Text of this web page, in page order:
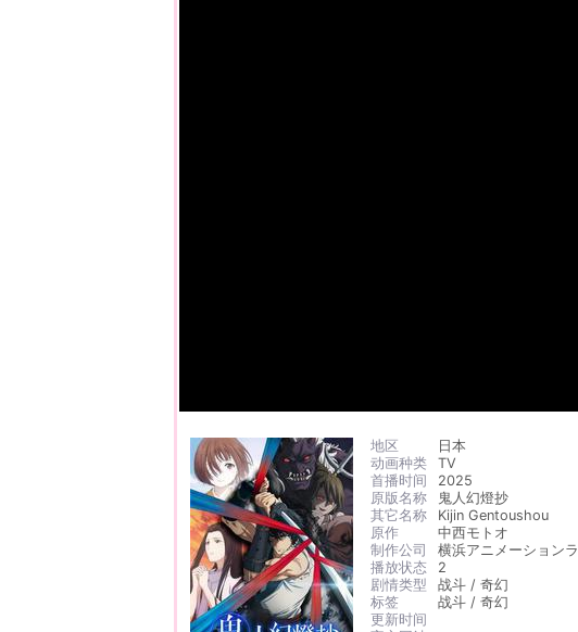
地区
日本
动画种类
TV
首播时间
2025
原版名称
鬼人幻燈抄
其它名称
Kijin Gentoushou
原作
中西モトオ
制作公司
横浜アニメーション
播放状态
2
剧情类型
战斗 / 奇幻
标签
战斗 / 奇幻
更新时间